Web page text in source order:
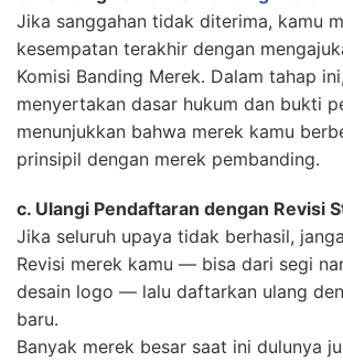
Jika sanggahan tidak diterima, kamu
kesempatan terakhir dengan
Komisi Banding Merek. Dalam tahap
menyertakan dasar hukum dan bukti
menunjukkan bahwa merek kamu
prinsipil dengan merek pembanding.
c. Ulangi Pendaftaran dengan Revisi
Jika seluruh upaya tidak berhasil,
Revisi merek kamu — bisa dari segi
desain logo — lalu daftarkan ulang
baru.
Banyak merek besar saat ini dulunya